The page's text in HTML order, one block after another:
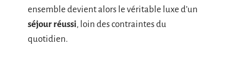
ensemble devient alors le véritable luxe d’un
séjour réussi, loin des contraintes du
quotidien.